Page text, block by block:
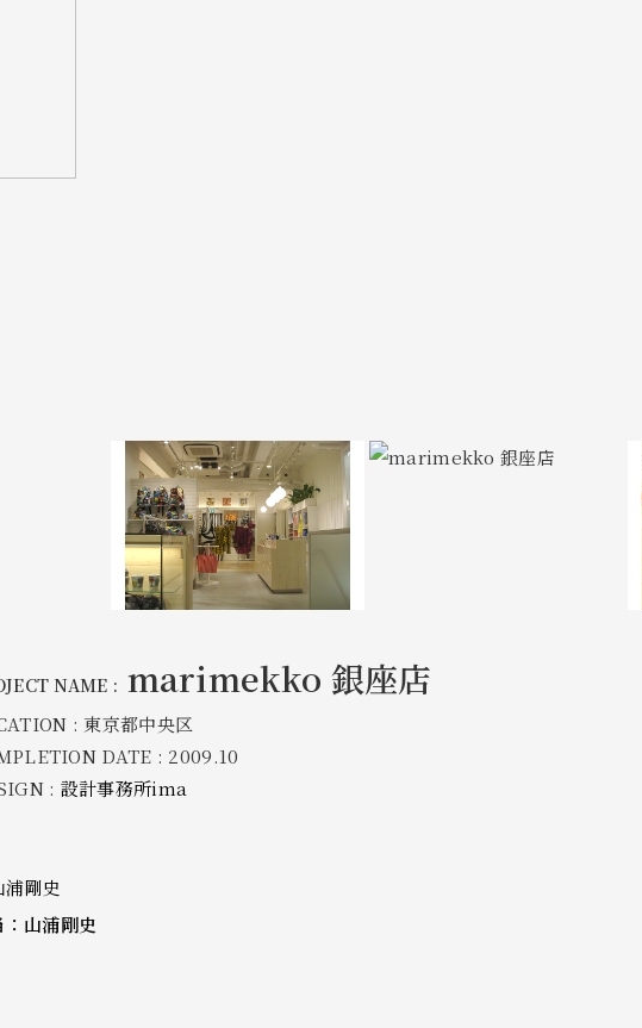
NAME : marimekko 銀座店
: 東京都中央区
DATE : 2009.10
: 設計事務所ima
：山浦剛史